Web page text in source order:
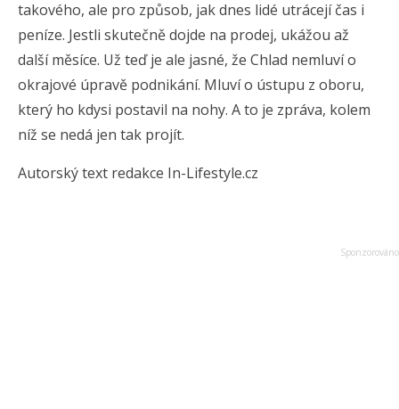
takového, ale pro způsob, jak dnes lidé utrácejí čas i
peníze. Jestli skutečně dojde na prodej, ukážou až
další měsíce. Už teď je ale jasné, že Chlad nemluví o
okrajové úpravě podnikání. Mluví o ústupu z oboru,
který ho kdysi postavil na nohy. A to je zpráva, kolem
níž se nedá jen tak projít.
Autorský text redakce In-Lifestyle.cz